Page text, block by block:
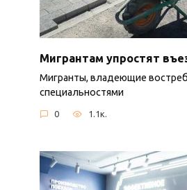
Мигрантам упростят
Мигранты, владеющие
специальностями
0 1.1к.